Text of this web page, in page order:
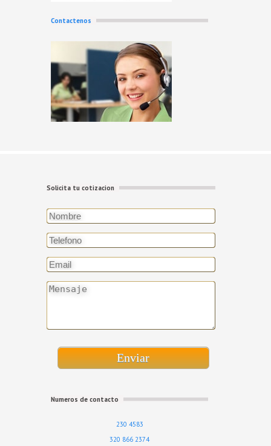
Contactenos
Solicita tu cotizacion
Enviar
Numeros de contacto
230 4583
320 866 2374